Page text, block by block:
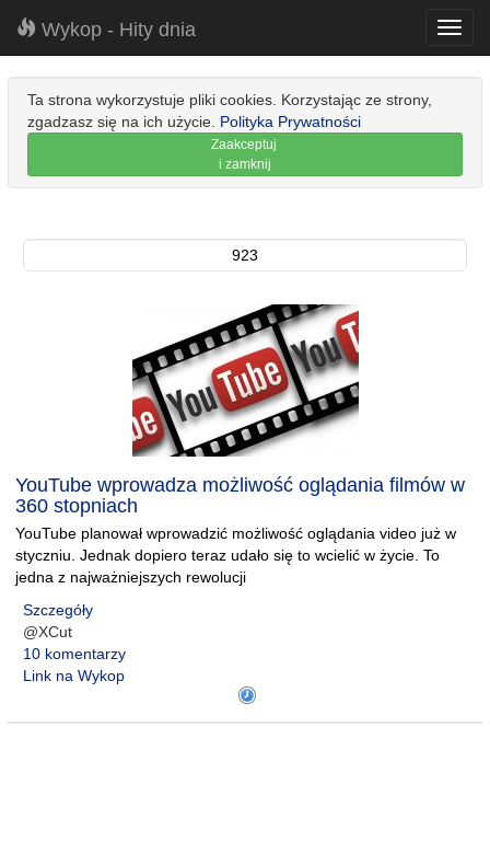
Wykop - Hity dnia
Ta strona wykorzystuje pliki cookies. Korzystając ze strony,
zgadzasz się na ich użycie. Polityka Prywatności
Zaakceptuj
i zamknij
923
YouTube wprowadza możliwość oglądania filmów w
360 stopniach
YouTube planował wprowadzić możliwość oglądania video już w
styczniu. Jednak dopiero teraz udało się to wcielić w życie. To
jedna z najważniejszych rewolucji
Szczegóły
@XCut
10 komentarzy
Link na Wykop